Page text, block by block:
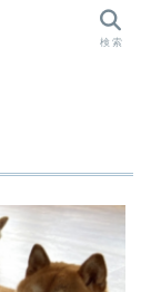
検索